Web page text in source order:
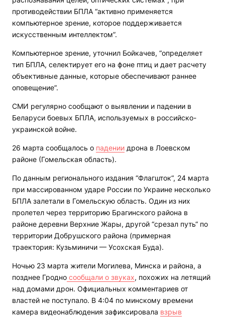
противодействии БПЛА “активно применяется
компьютерное зрение, которое поддерживается
искусственным интеллектом”.
Компьютерное зрение, уточнил Бойкачев, “определяет
тип БПЛА, селектирует его на фоне птиц и дает расчету
объективные данные, которые обеспечивают раннее
оповещение”.
СМИ регулярно сообщают о выявлении и падении в
Беларуси боевых БПЛА, используемых в российско-
украинской войне.
26 марта сообщалось о падении дрона в Лоевском
районе (Гомельская область).
По данным регионального издания “Флагшток“, 24 марта
при массированном ударе России по Украине несколько
БПЛА залетали в Гомельскую область. Один из них
пролетел через территорию Брагинского района в
районе деревни Верхние Жары, другой “срезал путь“ по
территории Добрушского района (примерная
траектория: Кузьминичи — Усохская Буда).
Ночью 23 марта жители Могилева, Минска и района, а
позднее Гродно сообщали о звуках, похожих на летящий
над домами дрон. Официальных комментариев от
властей не поступало. В 4:04 по минскому времени
камера видеонаблюдения зафиксировала взрыв